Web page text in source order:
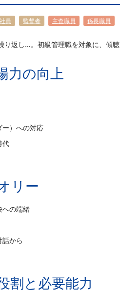
員 監督者 主査職員 係長職員
り返し…。初級管理職を対象に、傾
力の向上
ー）への対応
代
リー
への端緒
から
割と必要能力